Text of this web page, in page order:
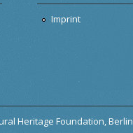
Imprint
Heritage Foundation, Berlin